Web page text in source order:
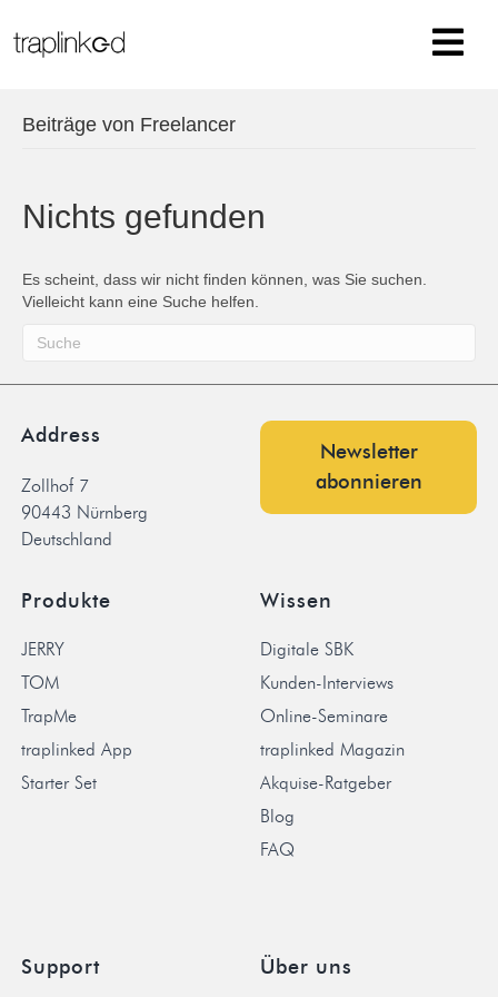
Beiträge von Freelancer
Nichts gefunden
Es scheint, dass wir nicht finden können, was Sie suchen.
Vielleicht kann eine Suche helfen.
Address
Zollhof 7
90443 Nürnberg
Deutschland
Newsletter
abonnieren
Produkte
JERRY
TOM
TrapMe
traplinked App
Starter Set
Wissen
Digitale SBK
Kunden-Interviews
Online-Seminare
traplinked Magazin
Akquise-Ratgeber
Blog
FAQ
Support Über uns